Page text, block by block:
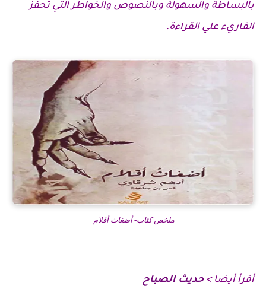
بالبساطة والسهولة وبالنصوص والخواطر التي تحفز
القاريء علي القراءة.
ملخص كتاب- أضغاث أقلام
أقرأ أيضا >حديث الصباح